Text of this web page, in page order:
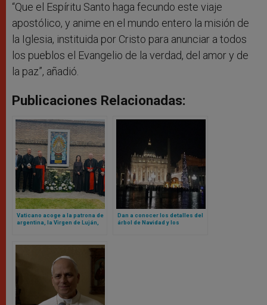
“Que el Espíritu Santo haga fecundo este viaje
apostólico, y anime en el mundo entero la misión de
la Iglesia, instituida por Cristo para anunciar a todos
los pueblos el Evangelio de la verdad, del amor y de
la paz”, añadió.
Publicaciones Relacionadas:
Vaticano acoge a la patrona de
argentina, la Virgen de Luján,
Dan a conocer los detalles del
árbol de Navidad y los